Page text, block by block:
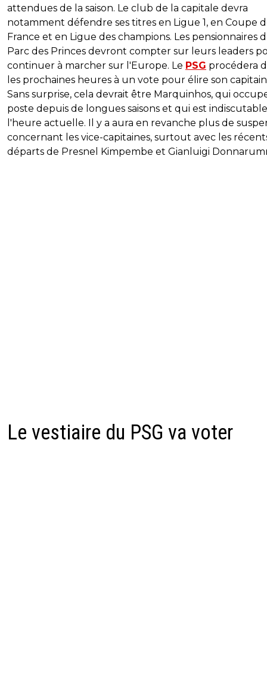
attendues de la saison. Le club de la capitale devra
notamment défendre ses titres en Ligue 1, en Coupe
France et en Ligue des champions. Les pensionnaires
Parc des Princes devront compter sur leurs leaders
continuer à marcher sur l'Europe. Le PSG procédera
les prochaines heures à un vote pour élire son
Sans surprise, cela devrait être Marquinhos, qui
poste depuis de longues saisons et qui est
l'heure actuelle. Il y a aura en revanche plus de
concernant les vice-capitaines, surtout avec les
départs de Presnel Kimpembe et Gianluigi
Le vestiaire du PSG va voter